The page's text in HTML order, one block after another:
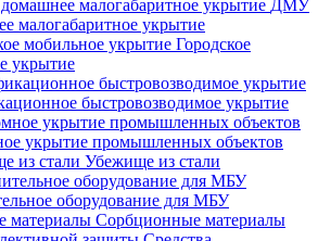
ДМУ
малогабаритное укрытие
Городское
укрытие
быстровозводимое укрытие
укрытие промышленных объектов
Убежище из стали
оборудование для МБУ
Сорбционные материалы